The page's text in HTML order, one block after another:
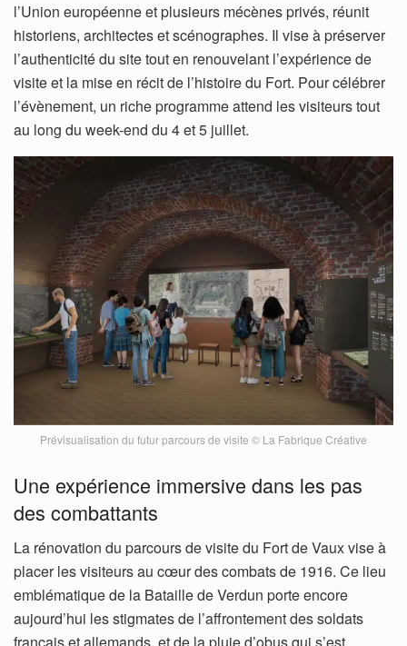
l’Union européenne et plusieurs mécènes privés, réunit
historiens, architectes et scénographes. Il vise à préserver
l’authenticité du site tout en renouvelant l’expérience de
visite et la mise en récit de l’histoire du Fort. Pour célébrer
l’évènement, un riche programme attend les visiteurs tout
au long du week-end du 4 et 5 juillet.
Prévisualisation du futur parcours de visite © La Fabrique Créative
Une expérience immersive dans les pas
des combattants
La rénovation du parcours de visite du Fort de Vaux vise à
placer les visiteurs au cœur des combats de 1916. Ce lieu
emblématique de la Bataille de Verdun porte encore
aujourd’hui les stigmates de l’affrontement des soldats
français et allemands, et de la pluie d’obus qui s’est